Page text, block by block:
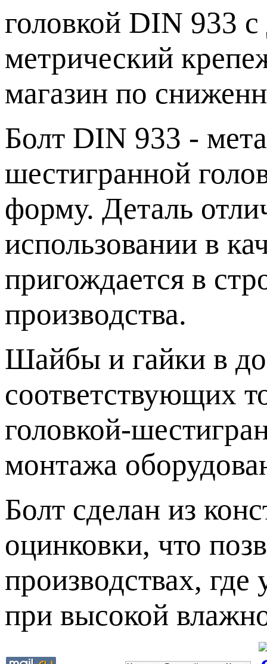
головкой DIN 933
метрический
магазин по
Болт DIN 933 -
шестигранной
форму. Деталь
использовании в
пригождается в
производства.
Шайбы и гайки в
соответствующих
головкой-
монтажа
Болт сделан из
оцинковки, что
производствах,
при высокой